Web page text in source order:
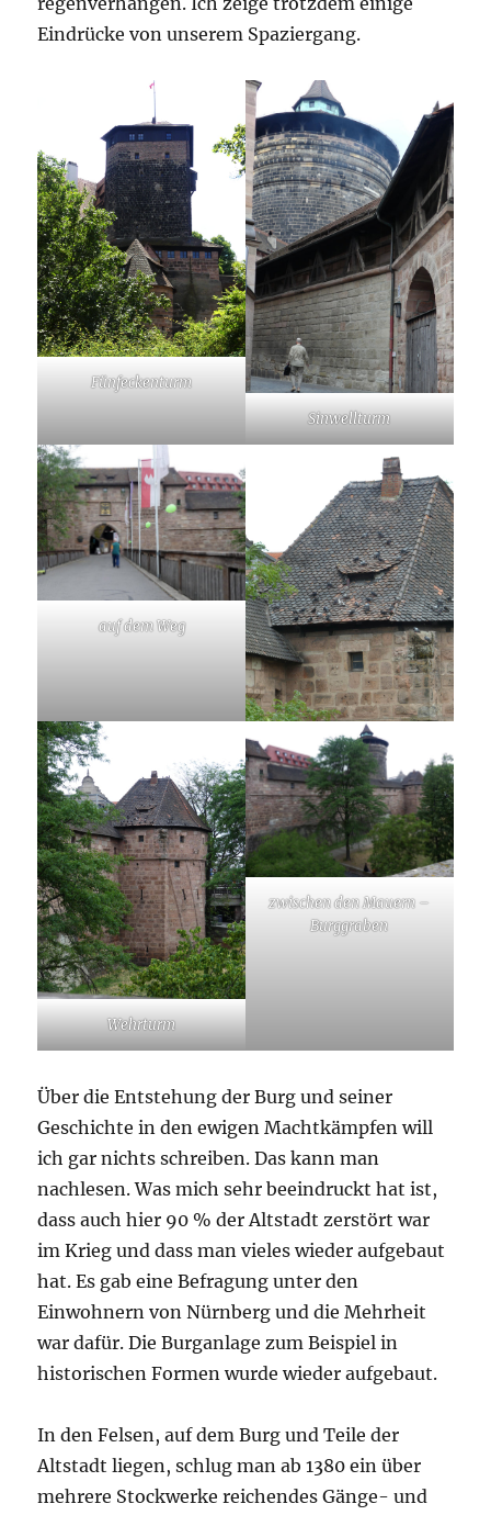
Eindrücke von unserem Spaziergang.
Fünfeckenturm
Sinwellturm
auf dem Weg
Wehrturm
zwischen den Mauern –
Burggraben
Über die Entstehung der Burg und seiner
Geschichte in den ewigen Machtkämpfen will
ich gar nichts schreiben. Das kann man
nachlesen. Was mich sehr beeindruckt hat ist,
dass auch hier 90 % der Altstadt zerstört war
im Krieg und dass man vieles wieder aufgebaut
hat. Es gab eine Befragung unter den
Einwohnern von Nürnberg und die Mehrheit
war dafür. Die Burganlage zum Beispiel in
historischen Formen wurde wieder aufgebaut.
In den Felsen, auf dem Burg und Teile der
Altstadt liegen, schlug man ab 1380 ein über
mehrere Stockwerke reichendes Gänge- und